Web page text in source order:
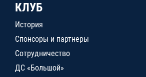
КЛУБ
История
Спонсоры и партнеры
Сотрудничество
ДС «Большой»